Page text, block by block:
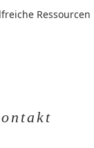
Ressourcen